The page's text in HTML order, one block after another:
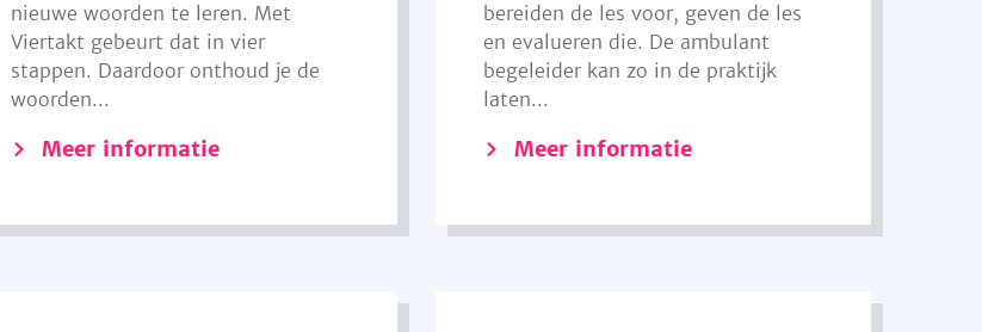
nieuwe woorden te leren. Met
Viertakt gebeurt dat in vier
stappen. Daardoor onthoud je de
woorden...
Meer informatie
bereiden de les voor, geven de les
en evalueren die. De ambulant
begeleider kan zo in de praktijk
laten...
Meer informatie